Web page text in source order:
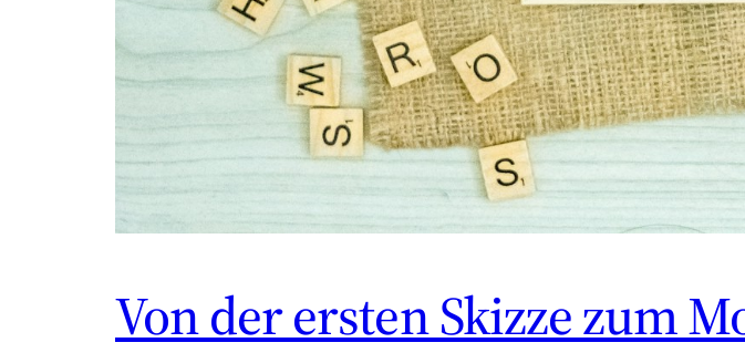
Von der ersten Skizze zum